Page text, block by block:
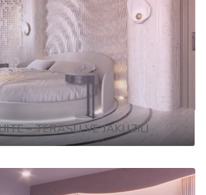
– TERASLI VE JAKUZILI